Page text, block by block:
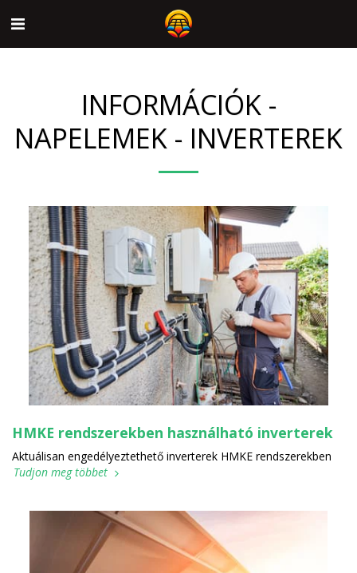
INFORMÁCIÓK -
NAPELEMEK - INVERTEREK
HMKE rendszerekben használható inverterek
Aktuálisan engedélyeztethető inverterek HMKE rendszerekben
Tudjon meg többet